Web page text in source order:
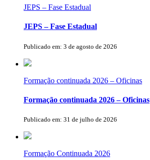
JEPS – Fase Estadual
JEPS – Fase Estadual
Publicado em: 3 de agosto de 2026
Formação continuada 2026 – Oficinas
Formação continuada 2026 – Oficinas
Publicado em: 31 de julho de 2026
Formação Continuada 2026